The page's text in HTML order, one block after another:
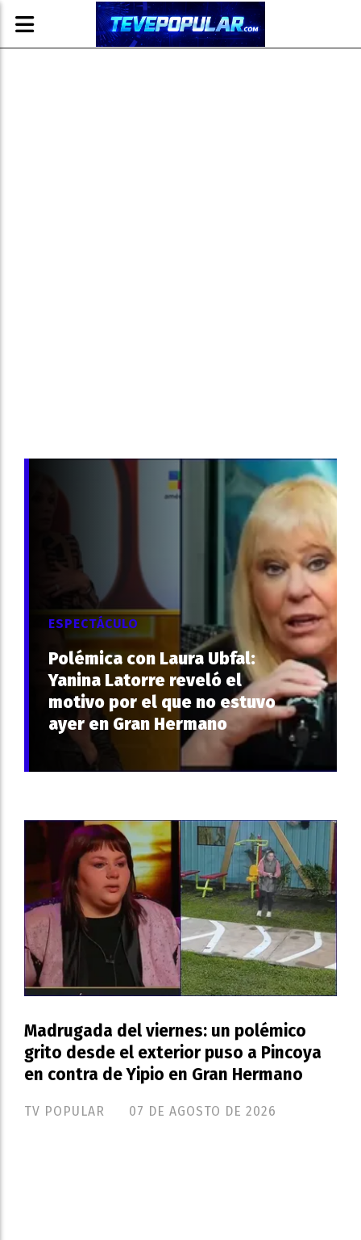
Polémica con Laura Ubfal:
Yanina Latorre reveló el
motivo por el que no estuvo
ayer en Gran Hermano
ESPECTÁCULO
Madrugada del viernes: un polémico
grito desde el exterior puso a Pincoya
en contra de Yipio en Gran Hermano
TV POPULAR 07 DE AGOSTO DE 2026